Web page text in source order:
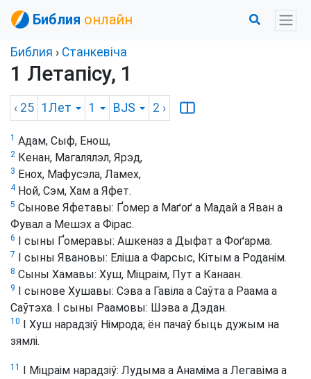
Библия онлайн
Библия › Станкевіча
1 Летапісу, 1
‹ 25 1Лет 1 BJS 2 ›
1 Адам, Сыф, Енош,
2 Кенан, Магалялэл, Ярэд,
3 Енох, Мафусэла, Ламех,
4Ной, Сэм, Хам а Яфет.
5 Сынове Яфетавы: Ґомер а Маґоґ а Мадай а Яван а
Фувал а Мешэх а Фірас.
6 І сыны Ґомеравы: Ашкеназ а Дыфат а Фоґарма.
7 І сыны Явановы: Еліша а Фарсыс, Кітым а Роданім.
8 Сыны Хамавы: Хуш, Міцраім, Пут а Канаан.
9
І сынове Хушавы: Сэва а Гавіла а Саўта а Раама а
Саўтэха. І сыны Раамовы: Шэва а Дэдан.
10
І Хуш нарадзіў Німрода; ён пачаў быць дужым на
зямлі.
11 І Міцраім нарадзіў: Лудыма а Анаміма а Легавіма а